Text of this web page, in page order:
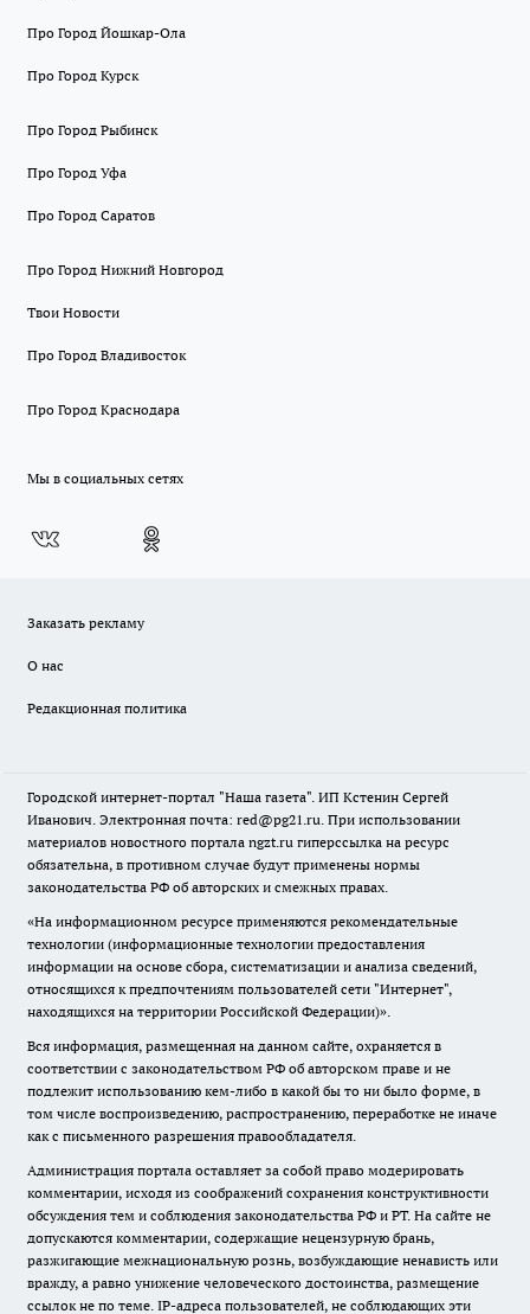
Про Город Йошкар-Ола
Про Город Курск
Про Город Рыбинск
Про Город Уфа
Про Город Саратов
Про Город Нижний Новгород
Твои Новости
Про Город Владивосток
Про Город Краснодара
Мы в социальных сетях
Заказать рекламу
О нас
Редакционная политика
Городской интернет-портал "Наша газета". ИП Кстенин Сергей
Иванович. Электронная почта: red@pg21.ru. При использовании
материалов новостного портала ngzt.ru гиперссылка на ресурс
обязательна, в противном случае будут применены нормы
законодательства РФ об авторских и смежных правах.
«На информационном ресурсе применяются рекомендательные
технологии (информационные технологии предоставления
информации на основе сбора, систематизации и анализа сведений,
относящихся к предпочтениям пользователей сети "Интернет",
находящихся на территории Российской Федерации)».
Вся информация, размещенная на данном сайте, охраняется в
соответствии с законодательством РФ об авторском праве и не
подлежит использованию кем-либо в какой бы то ни было форме, в
том числе воспроизведению, распространению, переработке не иначе
как с письменного разрешения правообладателя.
Администрация портала оставляет за собой право модерировать
комментарии, исходя из соображений сохранения конструктивности
обсуждения тем и соблюдения законодательства РФ и РТ. На сайте не
допускаются комментарии, содержащие нецензурную брань,
разжигающие межнациональную рознь, возбуждающие ненависть или
вражду, а равно унижение человеческого достоинства, размещение
ссылок не по теме. IP-адреса пользователей, не соблюдающих эти